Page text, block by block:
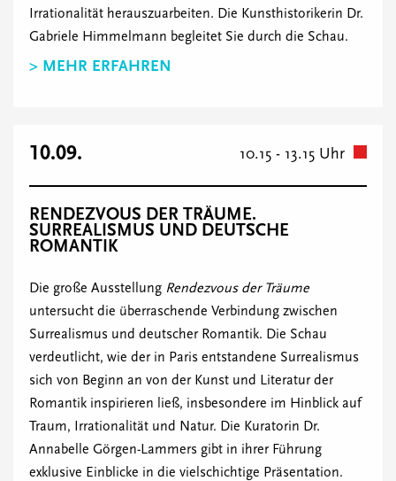
Irrationalität herauszuarbeiten. Die Kunsthistorikerin Dr.
Gabriele Himmelmann begleitet Sie durch die Schau.
> MEHR ERFAHREN
10.09. 10.15 - 13.15 Uhr
RENDEZVOUS DER TRÄUME.
SURREALISMUS UND DEUTSCHE
ROMANTIK
Die große Ausstellung Rendezvous der Träume
untersucht die überraschende Verbindung zwischen
Surrealismus und deutscher Romantik. Die Schau
verdeutlicht, wie der in Paris entstandene Surrealismus
sich von Beginn an von der Kunst und Literatur der
Romantik inspirieren ließ, insbesondere im Hinblick auf
Traum, Irrationalität und Natur. Die Kuratorin Dr.
Annabelle Görgen-Lammers gibt in ihrer Führung
exklusive Einblicke in die vielschichtige Präsentation.